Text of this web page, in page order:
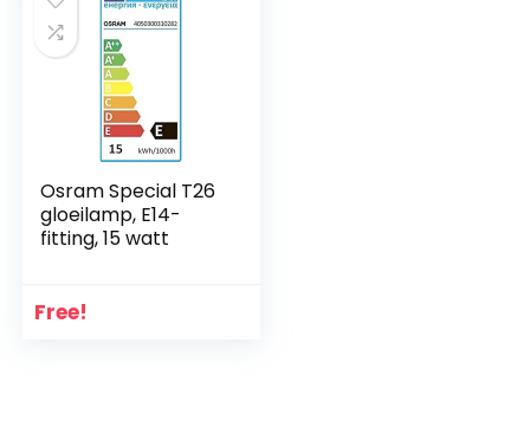
Osram Special T26
gloeilamp, E14-
fitting, 15 watt
Free!